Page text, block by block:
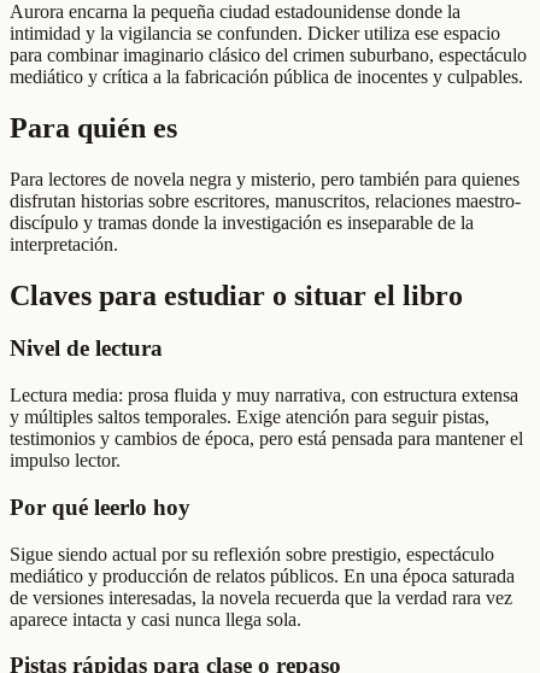
Aurora encarna la pequeña ciudad estadounidense donde la
intimidad y la vigilancia se confunden. Dicker utiliza ese espacio
para combinar imaginario clásico del crimen suburbano, espectáculo
mediático y crítica a la fabricación pública de inocentes y culpables.
Para quién es
Para lectores de novela negra y misterio, pero también para quienes
disfrutan historias sobre escritores, manuscritos, relaciones maestro-
discípulo y tramas donde la investigación es inseparable de la
interpretación.
Claves para estudiar o situar el libro
Nivel de lectura
Lectura media: prosa fluida y muy narrativa, con estructura extensa
y múltiples saltos temporales. Exige atención para seguir pistas,
testimonios y cambios de época, pero está pensada para mantener el
impulso lector.
Por qué leerlo hoy
Sigue siendo actual por su reflexión sobre prestigio, espectáculo
mediático y producción de relatos públicos. En una época saturada
de versiones interesadas, la novela recuerda que la verdad rara vez
aparece intacta y casi nunca llega sola.
Pistas rápidas para clase o repaso